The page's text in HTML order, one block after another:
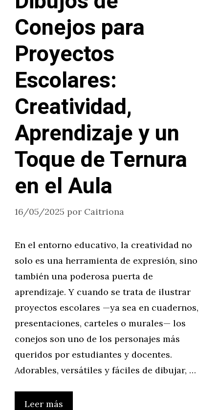
Conejos para
Proyectos
Escolares:
Creatividad,
Aprendizaje y un
Toque de Ternura
en el Aula
16/05/2025 por Caitriona
En el entorno educativo, la creatividad no
solo es una herramienta de expresión, sino
también una poderosa puerta de
aprendizaje. Y cuando se trata de ilustrar
proyectos escolares —ya sea en cuadernos,
presentaciones, carteles o murales— los
conejos son uno de los personajes más
queridos por estudiantes y docentes.
Adorables, versátiles y fáciles de dibujar, …
Leer más